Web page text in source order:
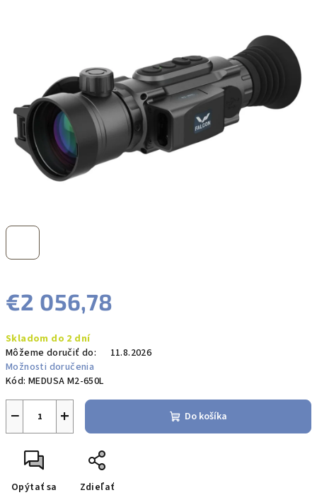
€2 056,78
cena:
Skladom do 2 dní
Môžeme doručiť do:
11.8.2026
Možnosti doručenia
Kód: MEDUSA M2-650L
+
− Do košíka
Opýtať sa Zdieľať
hviezdičiek.